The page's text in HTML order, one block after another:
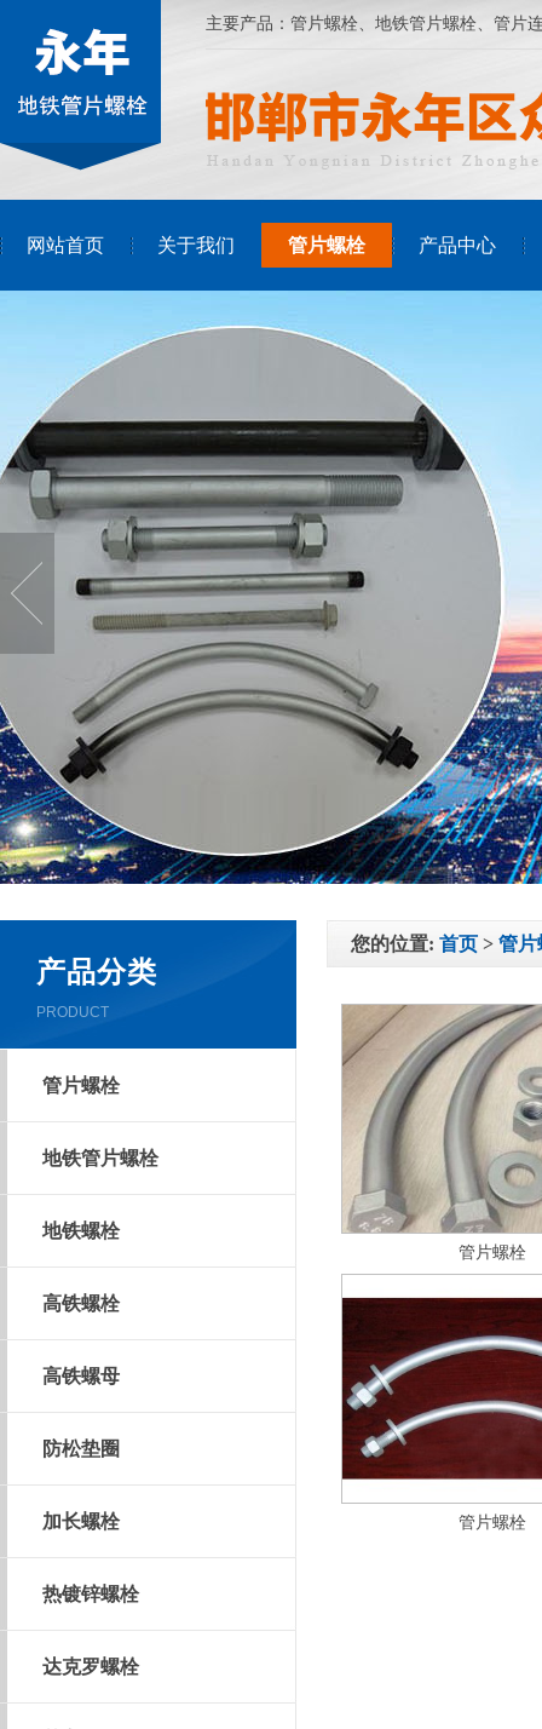
主要产品： 管片螺栓、 地铁管片螺栓、管片
网站首页 关于我们 管片螺栓 产品中心
产品分类
PRODUCT
管片螺栓
地铁管片螺栓
地铁螺栓
高铁螺栓
高铁螺母
防松垫圈
加长螺栓
热镀锌螺栓
达克罗螺栓
您的位置: 首页 > 管片
管片螺栓
管片螺栓